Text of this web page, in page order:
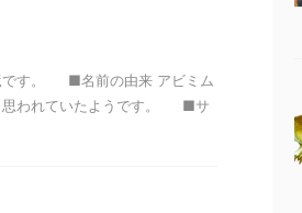
です。 ■名前の由来 アビミム
思われていたようです。 ■サ